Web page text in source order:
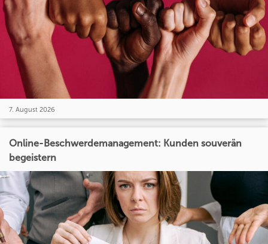
7. August 2026
Online-Beschwerdemanagement: Kunden souverän
begeistern